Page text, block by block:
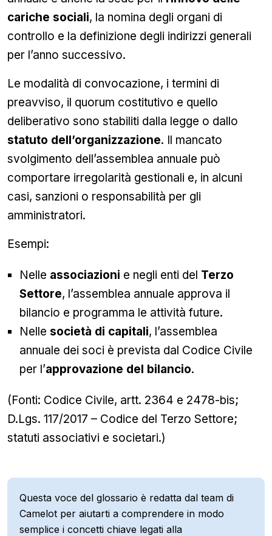
cariche sociali, la nomina degli organi di
controllo e la definizione degli indirizzi generali
per l’anno successivo.
Le modalità di convocazione, i termini di
preavviso, il quorum costitutivo e quello
deliberativo sono stabiliti dalla legge o dallo
statuto dell’organizzazione. Il mancato
svolgimento dell’assemblea annuale può
comportare irregolarità gestionali e, in alcuni
casi, sanzioni o responsabilità per gli
amministratori.
Esempi:
Nelle associazioni e negli enti del Terzo
Settore, l’assemblea annuale approva il
bilancio e programma le attività future.
Nelle società di capitali, l’assemblea
annuale dei soci è prevista dal Codice Civile
per l’approvazione del bilancio.
(Fonti: Codice Civile, artt. 2364 e 2478-bis;
D.Lgs. 117/2017 – Codice del Terzo Settore;
statuti associativi e societari.)
Questa voce del glossario è redatta dal team di
Camelot per aiutarti a comprendere in modo
semplice i concetti chiave legati alla